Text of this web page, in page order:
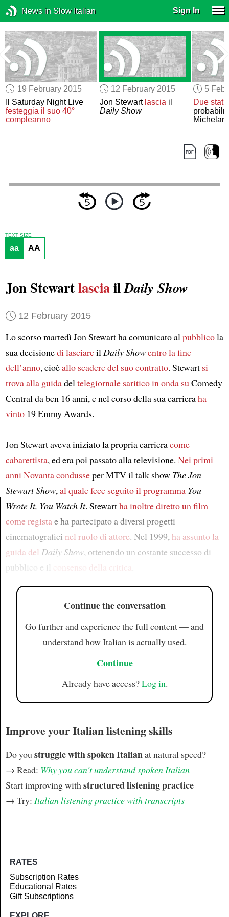
News in Slow Italian Sign In
19 February 2015
Il Saturday Night Live
festeggia il suo 40°
compleanno
12 February 2015
Jon Stewart lasciail
Daily Show
5
Due
Article
TEXT SIZE
aa AA
Jon StewartlasciailDaily Show
12 February 2015
Lo scorso martedì Jon Stewart ha comunicato alpubblicola
sua decisionedi lasciareilDaily Showentro la fine
dell’anno, cioèallo scadere del suo contratto. Stewart si
trova alla guidadeltelegiornale sariticoin onda suComedy
Central da ben 16 anni, e nel corso della sua carrieraha
vinto19 Emmy Awards.
Jon Stewart aveva iniziato la propria carrieracome
cabarettista, ed era poi passato alla televisione. Nei primi
anni Novantacondusseper MTV il talk show The Jon
Stewart Show,al quale fece seguito il programma You
Wrote It, You Watch It. Stewartha inoltre diretto un film
come registae ha partecipato a diversi progetti
cinematografici nel ruolo di attore. Nel 1999,ha assunto la
guida del Daily Show, ottenendo un costante successo di
pubblico e il consenso della critica
Continue the conversation
Go further and experience the full content — and
understand how Italian is actually used.
Continue
Already have access?Log in.
Improve your Italian listening skills
Do you struggle with spoken Italianat natural speed?
→ Read: Why you can't understand spoken Italian
Start improving with structured listening practice
→ Try: Italian listening practice with transcripts
RATES
Subscription Rates
Educational Rates
Gift Subscriptions